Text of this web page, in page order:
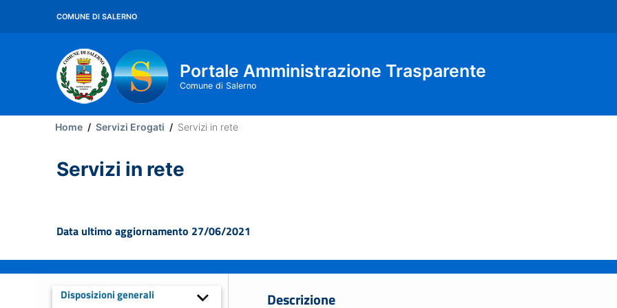
COMUNE DI SALERNO
Portale Amministrazione Trasparente
Comune di Salerno
Main
Menu
Home / Servizi Erogati / Servizi in rete
Servizi in rete
Data ultimo aggiornamento 27/06/2021
Disposizioni generali Descrizione